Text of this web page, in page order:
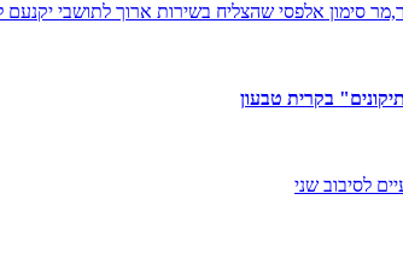
סימון אלפסי שהצליח בשירות ארוך לתושבי
בקרית טבעון
לסיבוב שני